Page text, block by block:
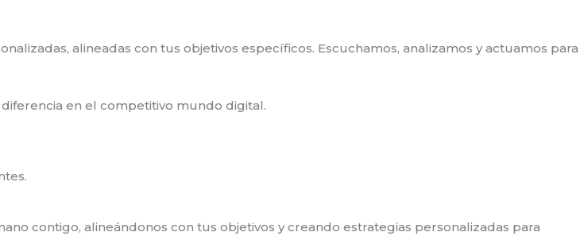
alineadas con tus objetivos específicos. Escuchamos, analizamos y actuamos para
en el competitivo mundo digital.
contigo, alineándonos con tus objetivos y creando estrategias personalizadas para